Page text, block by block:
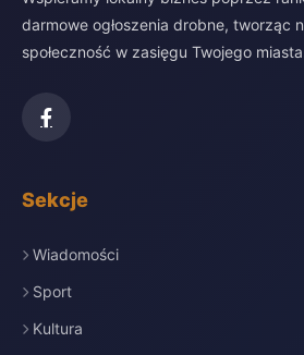
darmowe ogłoszenia drobne, tworząc
społeczność w zasięgu Twojego
Sekcje
Wiadomości
Sport
Kultura